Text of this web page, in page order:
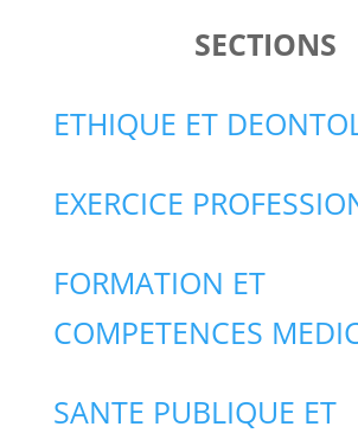
SECTIONS
ETHIQUE ET
EXERCICE
FORMATION ET
COMPETENCES
SANTE PUBLIQUE ET